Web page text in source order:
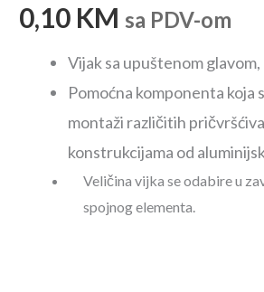
0,10 KM sa PDV-om
Vijak sa upuštenom
Pomoćna komponenta koja
montaži različitih
konstrukcijama od
Veličina vijka se odabire u
spojnog elementa.